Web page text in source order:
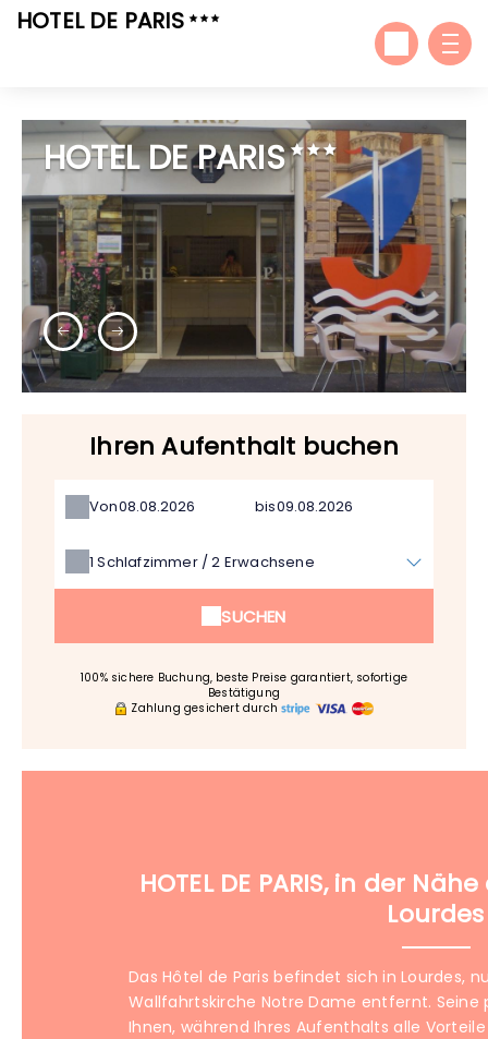
HOTEL DE PARIS
HOTEL DE PARIS
Ihren Aufenthalt buchen
Von bis
1Schlafzimmer /2 Erwachsene
SUCHEN
100% sichere Buchung, beste Preise garantiert, sofortige
Bestätigung
Zahlung gesichert durch
HOTEL DE PARIS, in der
Lourdes
Das Hôtel de Paris befindet sich in Lourdes,
Wallfahrtskirche Notre Dame entfernt.
Ihnen, während Ihres Aufenthalts alle